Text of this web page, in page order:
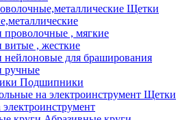
Щетки
, мягкие
, жесткие
для браширования
ручные
Подшипники
Щетки